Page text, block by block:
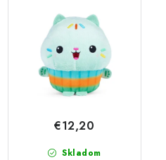
Skladom
€12,20